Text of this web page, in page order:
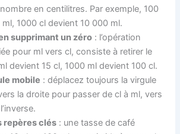
en centilitres. Par exemple, 100
1000 cl devient 10 000 ml.
supprimant un zéro : l’opération
pour ml vers cl, consiste à retirer le
devient 15 cl, 1000 ml devient 100 cl.
mobile : déplacez toujours la virgule
la droite pour passer de cl à ml, vers
repères clés : une tasse de café